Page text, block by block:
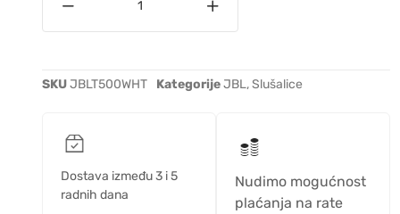
SKUJBLT500WHT KategorijeJBL,Slušalice
Dostava između 3 i 5
radnih dana
Nudimo mogućnost
plaćanja na rate